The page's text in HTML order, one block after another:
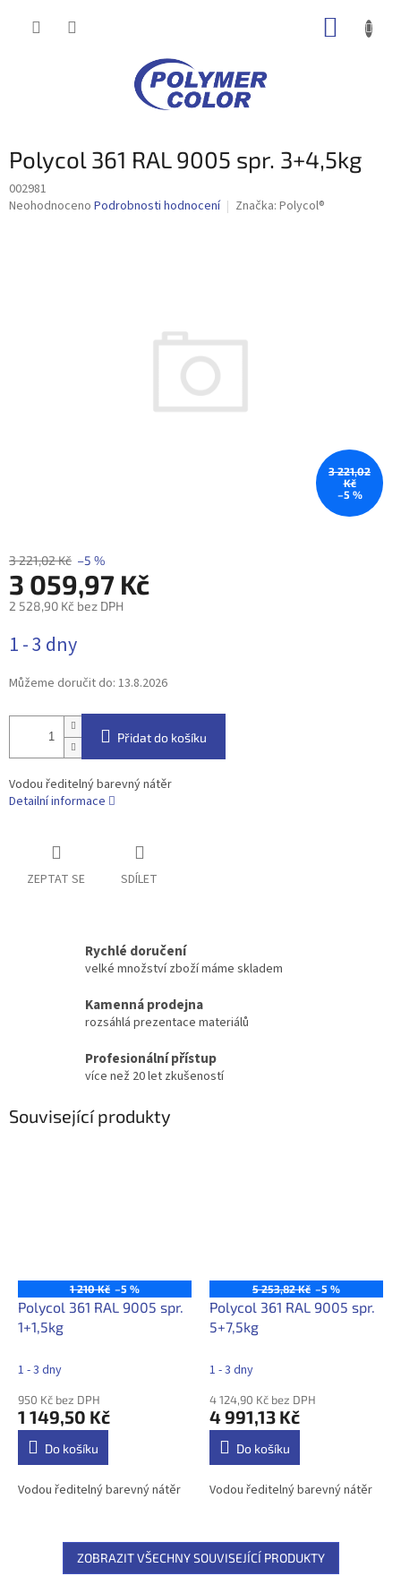
Polycol 361 RAL 9005 spr. 3+4,5kg
002981
Průměrné
Neohodnoceno Podrobnosti hodnocení Značka: Polycol®
3 221,02
Kč
–5 %
3 221,02 Kč –5 %
3 059,97 Kč
2 528,90 Kč bez DPH
cena:
1 - 3 dny
Můžeme doručit do: 13.8.2026
Přidat do košíku
Vodou ředitelný barevný nátěr
Detailní informace
ZEPTAT SE SDÍLET
Rychlé doručení
velké množství zboží máme skladem
Kamenná prodejna
rozsáhlá prezentace materiálů
Profesionální přístup
více než 20 let zkušeností
Související produkty
1 210 Kč –5 %
Polycol 361 RAL 9005 spr.
1+1,5kg
1 - 3 dny
950 Kč bez DPH
1 149,50 Kč
Do košíku
Vodou ředitelný barevný nátěr
5 253,82 Kč –5 %
Polycol 361 RAL 9005 spr.
5+7,5kg
1 - 3 dny
4 124,90 Kč bez DPH
4 991,13 Kč
Do košíku
Vodou ředitelný barevný nátěr
ZOBRAZIT VŠECHNY SOUVISEJÍCÍ PRODUKTY